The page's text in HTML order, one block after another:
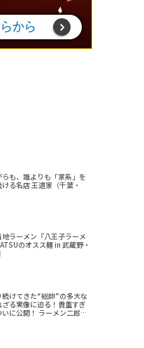
も、誰よりも「家系」を
る名店 王道家（千葉・
ラーメン『八王子ラーメ
のオスス麺 in 武蔵野・
けてきた“総帥”の多大な
る実像に迫る！貴重すぎ
に公開！ ラーメン二郎